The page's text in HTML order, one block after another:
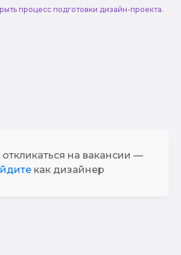
процесс подготовки дизайн-проекта.
на вакансии —
как дизайнер